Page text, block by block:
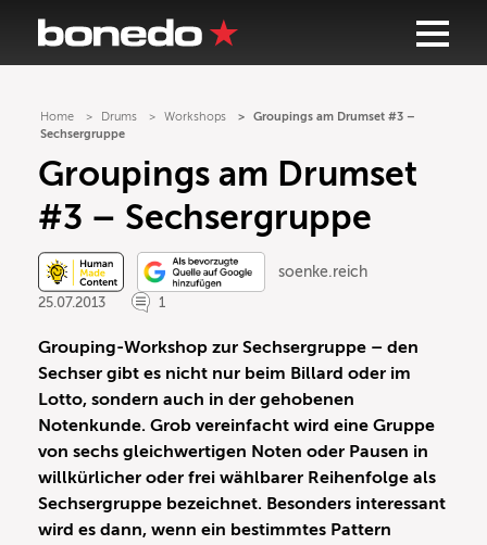
Home Drums Workshops
Groupings am Drumset #3 –
Sechsergruppe
Groupings am Drumset
#3 – Sechsergruppe
soenke.reich
25.07.2013
1
Grouping-Workshop zur Sechsergruppe – den
Sechser gibt es nicht nur beim Billard oder im
Lotto, sondern auch in der gehobenen
Notenkunde. Grob vereinfacht wird eine Gruppe
von sechs gleichwertigen Noten oder Pausen in
willkürlicher oder frei wählbarer Reihenfolge als
Sechsergruppe bezeichnet. Besonders interessant
wird es dann, wenn ein bestimmtes Pattern